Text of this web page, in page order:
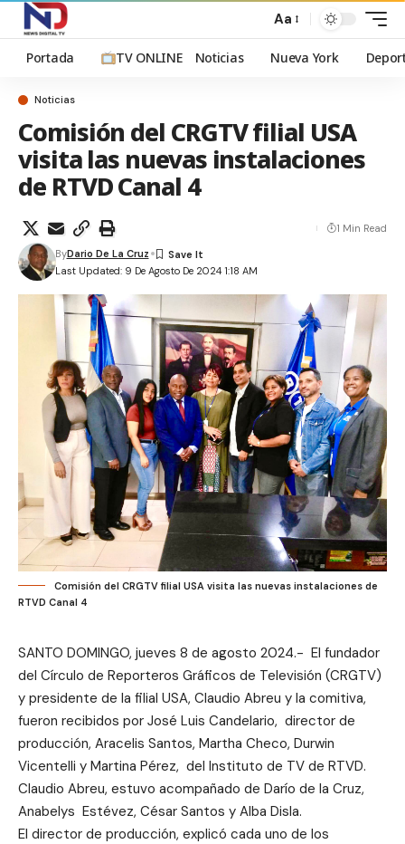
Aa
Portada TV ONLINE Noticias Nueva York
Noticias
Comisión del CRGTV filial USA
visita las nuevas instalaciones
de RTVD Canal 4
Last Updated: 9 De Agosto De 2024 1:18 AM
ByDario De La Cruz
1 Min Read
Comisión del CRGTV filial USA visita las nuevas instalaciones de
RTVD Canal 4
SANTO DOMINGO, jueves 8 de agosto 2024.- El fundador
del Círculo de Reporteros Gráficos de Televisión (CRGTV)
y presidente de la filial USA, Claudio Abreu y la comitiva,
fueron recibidos por José Luis Candelario, director de
producción, Aracelis Santos, Martha Checo, Durwin
Vicentelli y Martina Pérez, del Instituto de TV de RTVD.
Claudio Abreu, estuvo acompañado de Darío de la Cruz,
Anabelys Estévez, César Santos y Alba Disla.
El director de producción, explicó cada uno de los